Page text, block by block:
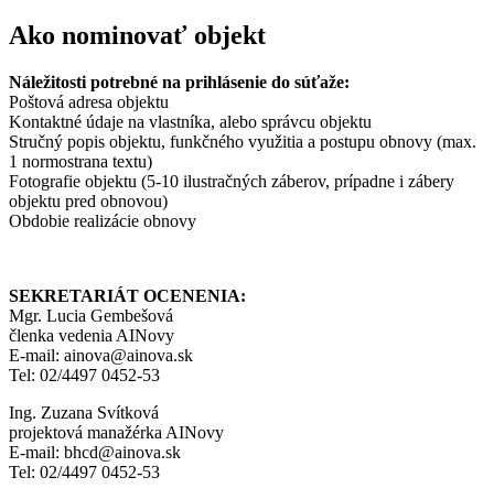
Ako nominovať objekt
Náležitosti potrebné na prihlásenie do súťaže:
Poštová adresa objektu
Kontaktné údaje na vlastníka, alebo správcu objektu
Stručný popis objektu, funkčného využitia a postupu obnovy (max.
1 normostrana textu)
Fotografie objektu (5-10 ilustračných záberov, prípadne i zábery
objektu pred obnovou)
Obdobie realizácie obnovy
SEKRETARIÁT OCENENIA:
Mgr. Lucia Gembešová
členka vedenia AINovy
E-mail: ainova@ainova.sk
Tel: 02/4497 0452-53
Ing. Zuzana Svítková
projektová manažérka AINovy
E-mail: bhcd@ainova.sk
Tel: 02/4497 0452-53